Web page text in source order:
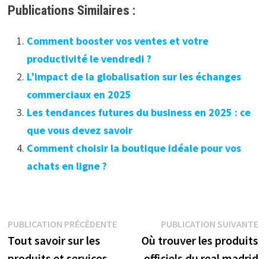
Publications Similaires :
Comment booster vos ventes et votre
productivité le vendredi ?
L’impact de la globalisation sur les échanges
commerciaux en 2025
Les tendances futures du business en 2025 : ce
que vous devez savoir
Comment choisir la boutique idéale pour vos
achats en ligne ?
Navigation
de
PUBLICATION PRÉCÉDENTEPublication
précédente :
Tout savoir sur les
PUBLICATION SUIVANTE
Où trouver les produits